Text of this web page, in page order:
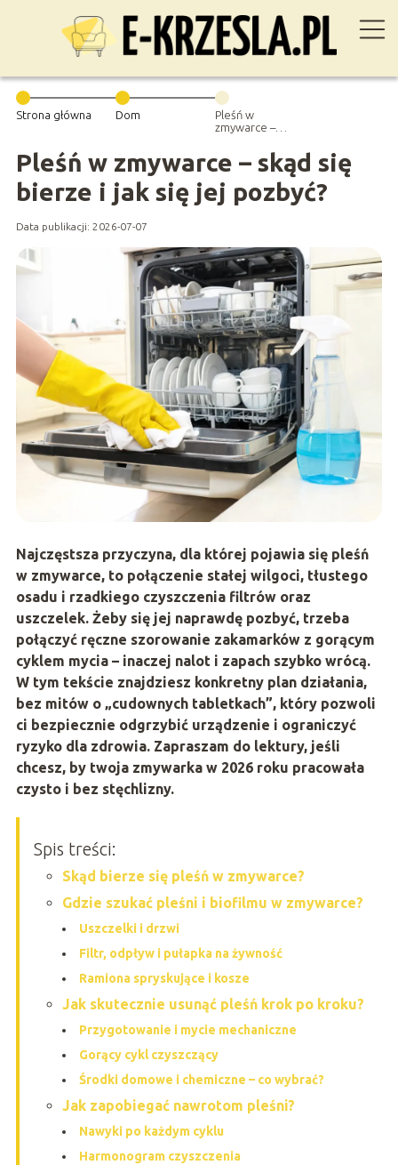
Strona główna Dom
Pleśń w
zmywarce –
pozbyć?
Pleśń w zmywarce – skąd się
bierze i jak się jej pozbyć?
Data publikacji: 2026-07-07
Najczęstsza przyczyna, dla której pojawia się pleśń
w zmywarce, to połączenie stałej wilgoci, tłustego
osadu i rzadkiego czyszczenia filtrów oraz
uszczelek. Żeby się jej naprawdę pozbyć, trzeba
połączyć ręczne szorowanie zakamarków z gorącym
cyklem mycia – inaczej nalot i zapach szybko wrócą.
W tym tekście znajdziesz konkretny plan działania,
bez mitów o „cudownych tabletkach”, który pozwoli
ci bezpiecznie odgrzybić urządzenie i ograniczyć
ryzyko dla zdrowia. Zapraszam do lektury, jeśli
chcesz, by twoja zmywarka w 2026 roku pracowała
czysto i bez stęchlizny.
Spis treści:
Skąd bierze się pleśń w zmywarce?
Gdzie szukać pleśni i biofilmu w zmywarce?
Uszczelki i drzwi
Filtr, odpływ i pułapka na żywność
Ramiona spryskujące i kosze
Jak skutecznie usunąć pleśń krok po kroku?
Przygotowanie i mycie mechaniczne
Gorący cykl czyszczący
Środki domowe i chemiczne – co wybrać?
Jak zapobiegać nawrotom pleśni?
Nawyki po każdym cyklu
Harmonogram czyszczenia